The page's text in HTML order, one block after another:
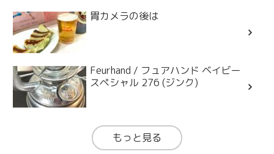
胃カメラの後は
Feurhand / フュアハンド ベイビー
スペシャル 276 (ジンク)
もっと見る